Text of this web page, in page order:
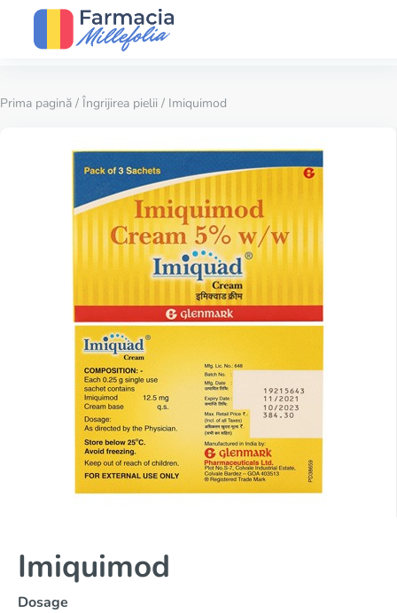
Prima pagină / Îngrijirea pielii / Imiquimod
Imiquimod
Dosage